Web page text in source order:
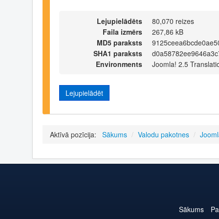
Lejupielādēts
80,070 reizes
Faila izmērs
267,86 kB
MD5 paraksts
SHA1 paraksts
Environments
Joomla! 2.5
Lejupielādēt
Aktīvā pozīcija: Sākums / Valodu pakotnes /
Sākums